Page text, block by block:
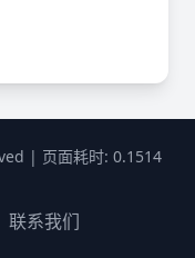
| 页面耗时: 0.1514
联系我们